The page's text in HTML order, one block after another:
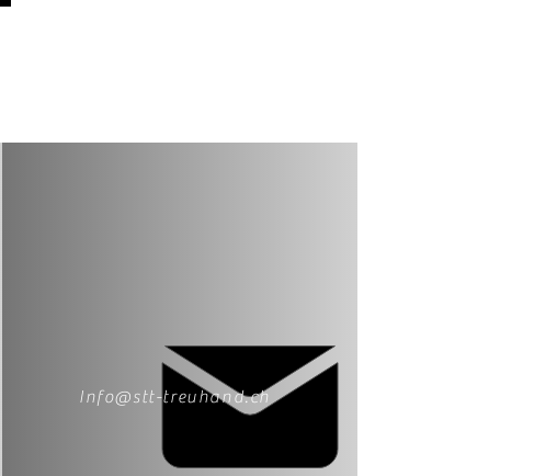
Info@stt-treuhand.ch